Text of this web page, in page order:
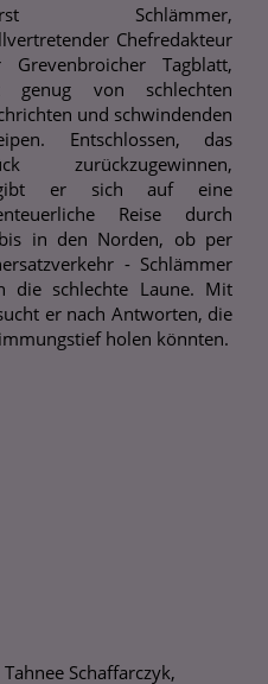
Schlämmer,
Chefredakteur
Grevenbroicher Tagblatt,
genug von schlechten
und schwindenden
Entschlossen, das
zurückzugewinnen,
er sich auf eine
Reise durch
in den Norden, ob per
- Schlämmer
die schlechte Laune. Mit
er nach Antworten, die
holen könnten.
Schaffarczyk,